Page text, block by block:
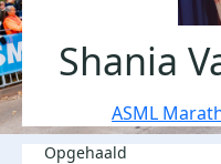
Shania
ASML
Opgehaald